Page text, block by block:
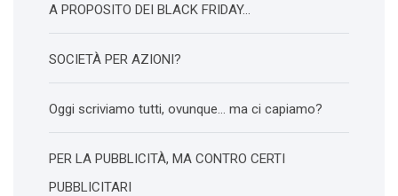
A PROPOSITO DEI BLACK FRIDAY…
SOCIETÀ PER AZIONI?
Oggi scriviamo tutti, ovunque… ma ci capiamo?
PER LA PUBBLICITÀ, MA CONTRO CERTI
PUBBLICITARI